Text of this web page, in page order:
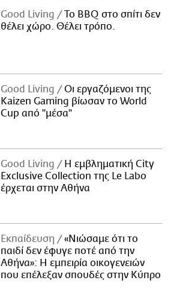
Good Living
Το BBQ στο σπίτι δεν
θέλει χώρο. Θέλει τρόπο.
Good Living
Οι εργαζόμενοι της
Kaizen Gaming βίωσαν το World
Cup από "μέσα"
Good Living
Η εμβληματική City
Exclusive Collection της Le Labo
έρχεται στην Αθήνα
Εκπαίδευση
«Νιώσαμε ότι το
παιδί δεν έφυγε ποτέ από την
Αθήνα»: Η εμπειρία οικογενειών
που επέλεξαν σπουδές στην Κύπρο